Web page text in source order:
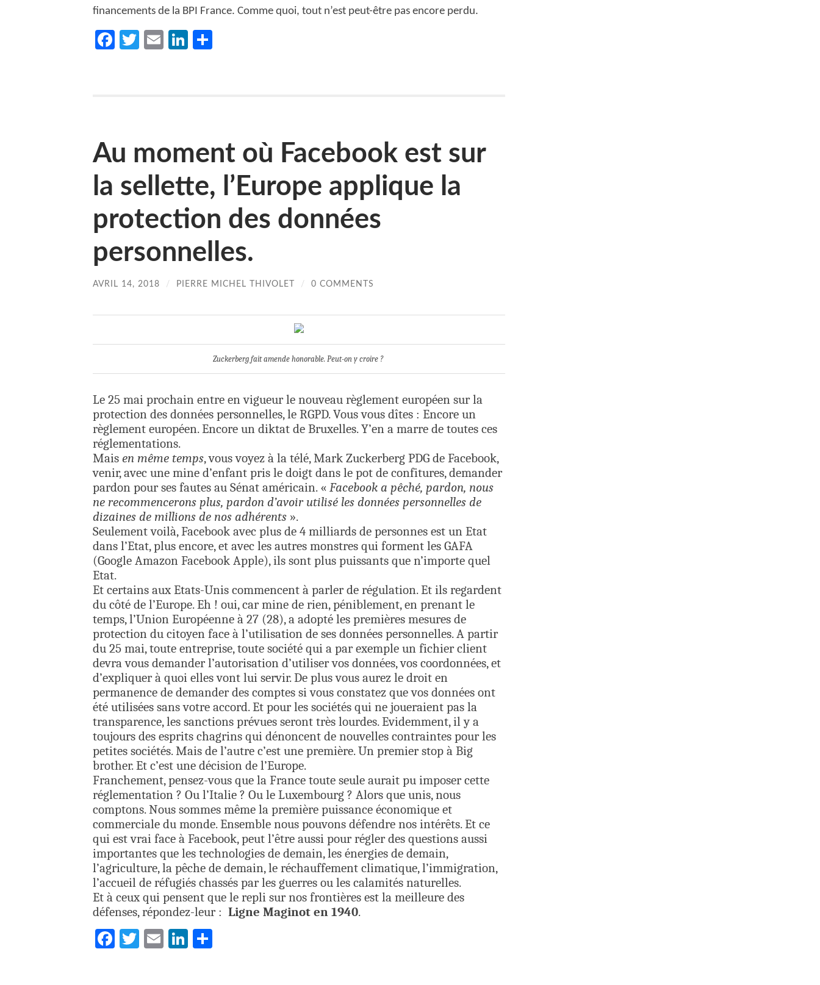
financements de la BPI France. Comme quoi, tout n’est peut-être pas encore perdu.
Facebook
Twitter
EmailLinkedIn
Au moment où Facebook est sur
la sellette, l’Europe applique la
protection des données
personnelles.
AVRIL 14, 2018 / PIERRE MICHEL THIVOLET / 0 COMMENTS
Zuckerberg fait amende honorable. Peut-on y croire ?
Le 25 mai prochain entre en vigueur le nouveau règlement européen sur la
protection des données personnelles, le RGPD. Vous vous dîtes : Encore un
règlement européen. Encore un diktat de Bruxelles. Y’en a marre de toutes ces
réglementations.
Mais en même temps, vous voyez à la télé, Mark Zuckerberg PDG de Facebook,
venir, avec une mine d’enfant pris le doigt dans le pot de confitures, demander
pardon pour ses fautes au Sénat américain. « Facebook a pêché, pardon, nous
ne recommencerons plus, pardon d’avoir utilisé les données personnelles de
dizaines de millions de nos adhérents ».
Seulement voilà, Facebook avec plus de 4 milliards de personnes est un Etat
dans l’Etat, plus encore, et avec les autres monstres qui forment les GAFA
(Google Amazon Facebook Apple), ils sont plus puissants que n’importe quel
Etat.
Et certains aux Etats-Unis commencent à parler de régulation. Et ils regardent
du côté de l’Europe. Eh ! oui, car mine de rien, péniblement, en prenant le
temps, l’Union Européenne à 27 (28), a adopté les premières mesures de
protection du citoyen face à l’utilisation de ses données personnelles. A partir
du 25 mai, toute entreprise, toute société qui a par exemple un fichier client
devra vous demander l’autorisation d’utiliser vos données, vos coordonnées, et
d’expliquer à quoi elles vont lui servir. De plus vous aurez le droit en
permanence de demander des comptes si vous constatez que vos données ont
été utilisées sans votre accord. Et pour les sociétés qui ne joueraient pas la
transparence, les sanctions prévues seront très lourdes. Evidemment, il y a
toujours des esprits chagrins qui dénoncent de nouvelles contraintes pour les
petites sociétés. Mais de l’autre c’est une première. Un premier stop à Big
brother. Et c’est une décision de l’Europe.
Franchement, pensez-vous que la France toute seule aurait pu imposer cette
réglementation ? Ou l’Italie ? Ou le Luxembourg ? Alors que unis, nous
comptons. Nous sommes même la première puissance économique et
commerciale du monde. Ensemble nous pouvons défendre nos intérêts. Et ce
qui est vrai face à Facebook, peut l’être aussi pour régler des questions aussi
importantes que les technologies de demain, les énergies de demain,
l’agriculture, la pêche de demain, le réchauffement climatique, l’immigration,
l’accueil de réfugiés chassés par les guerres ou les calamités naturelles.
Et à ceux qui pensent que le repli sur nos frontières est la meilleure des
défenses, répondez-leur : Ligne Maginot en 1940.
Facebook
Twitter
EmailLinkedIn